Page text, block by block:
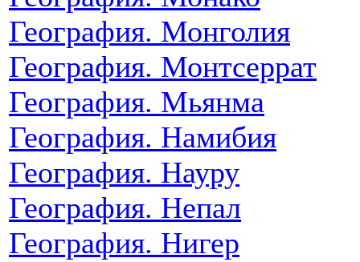
География. Монголия
География. Монтсеррат
География. Мьянма
География. Намибия
География. Науру
География. Непал
География. Нигер